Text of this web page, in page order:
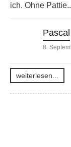
ich. Ohne
Pascal
8.
weiterlesen...